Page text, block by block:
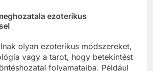
ezoterikus
olyan ezoterikus módszereket,
vagy a tarot, hogy betekintést
folyamataiba. Például